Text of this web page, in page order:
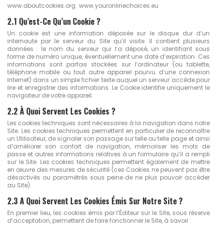
www.aboutcookies.org www.youronlinechoices.eu
2.1 Qu’est-Ce Qu’un Cookie ?
Un cookie est une information déposée sur le disque dur d’un
internaute par le serveur du Site qu’il visite. Il contient plusieurs
données : le nom du serveur qui l’a déposé, un identifiant sous
forme de numéro unique, éventuellement une date d’expiration. Ces
informations sont parfois stockées sur l’ordinateur (ou tablette,
téléphone mobile ou tout autre appareil pourvu d’une connexion
Internet) dans un simple fichier texte auquel un serveur accède pour
lire et enregistrer des informations. Le Cookie identifie uniquement le
navigateur de votre appareil.
2.2 À Quoi Servent Les Cookies ?
Les cookies techniques sont nécessaires à la navigation dans notre
Site. Les cookies techniques permettent en particulier de reconnaître
un Utilisateur, de signaler son passage sur telle ou telle page et ainsi
d’améliorer son confort de navigation, mémoriser les mots de
passe et autres informations relatives à un formulaire qu’il a rempli
sur le Site. Les cookies techniques permettent également de mettre
en œuvre des mesures de sécurité (ces Cookies ne peuvent pas être
désactivés ou paramétrés sous peine de ne plus pouvoir accéder
au Site).
2.3 A Quoi Servent Les Cookies Émis Sur Notre Site ?
En premier lieu, les cookies émis par l’Éditeur sur le Site, sous réserve
d’acceptation, permettent de faire fonctionner le Site, à savoir :